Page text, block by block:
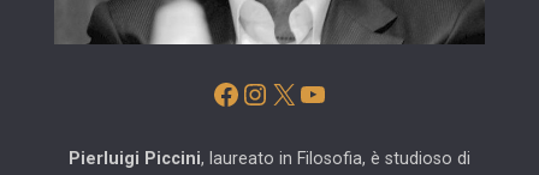
Facebook
Instagram
X YouTube
Pierluigi Piccini, laureato in Filosofia, è studioso di